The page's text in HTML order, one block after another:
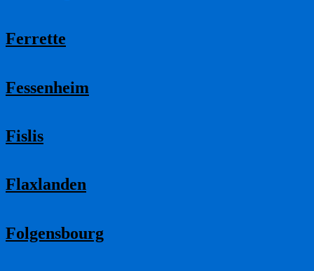
Ferrette
Fessenheim
Fislis
Flaxlanden
Folgensbourg